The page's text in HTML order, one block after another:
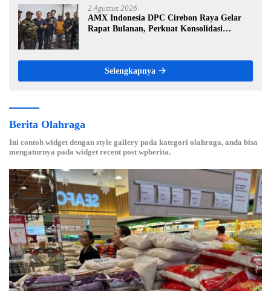
2 Agustus 2026
AMX Indonesia DPC Cirebon Raya Gelar
Rapat Bulanan, Perkuat Konsolidasi
Selengkapnya
Berita Olahraga
Ini contoh widget dengan style gallery pada kategori olahraga, anda bisa
mengaturnya pada widget recent post wpberita.